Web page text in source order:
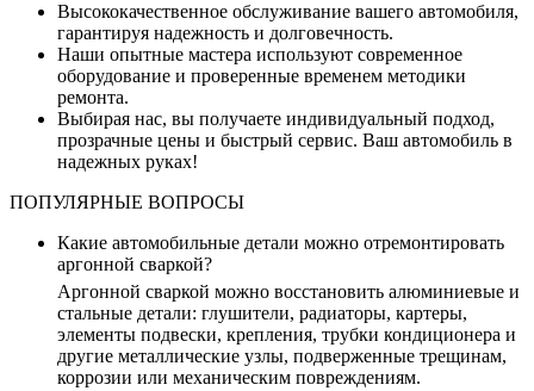
Высококачественное обслуживание вашего автомобиля,
гарантируя надежность и долговечность.
Наши опытные мастера используют современное
оборудование и проверенные временем методики
ремонта.
Выбирая нас, вы получаете индивидуальный подход,
прозрачные цены и быстрый сервис. Ваш автомобиль в
надежных руках!
ПОПУЛЯРНЫЕ ВОПРОСЫ
Какие автомобильные детали можно отремонтировать
аргонной сваркой?
Аргонной сваркой можно восстановить алюминиевые и
стальные детали: глушители, радиаторы, картеры,
элементы подвески, крепления, трубки кондиционера и
другие металлические узлы, подверженные трещинам,
коррозии или механическим повреждениям.